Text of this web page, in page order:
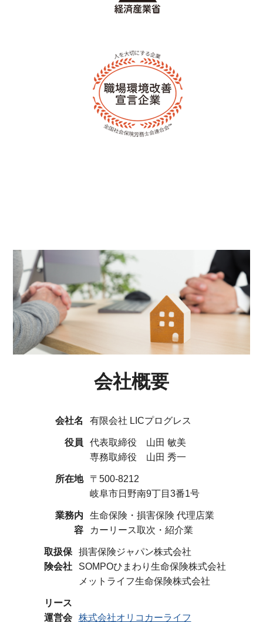
会社概要
会社名 有限会社 LICプログレス
役員
代表取締役 山田 敏美
専務取締役 山田 秀一
所在地
〒500-8212
岐阜市日野南9丁目3番1号
業務内
容
生命保険・損害保険 代理店業
カーリース取次・紹介業
取扱保
険会社
損害保険ジャパン株式会社
SOMPOひまわり生命保険株式会社
メットライフ生命保険株式会社
リース
運営会
株式会社オリコカーライフ